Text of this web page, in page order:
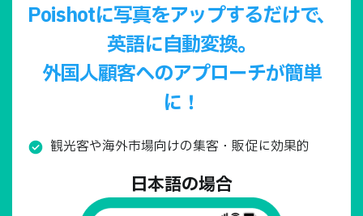
Poishotに写真をアップするだけで、
英語に自動変換。
外国人顧客へのアプローチが簡単
に！
観光客や海外市場向けの集客・販促に効果的
日本語の場合